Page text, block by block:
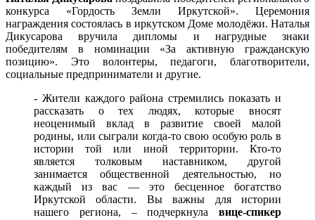
конкурса «Гордость Земли Иркутской». Церемония
награждения состоялась в иркутском Доме молодёжи. Наталья
Дикусарова вручила дипломы и нагрудные знаки
победителям в номинации «За активную гражданскую
позицию». Это волонтеры, педагоги, благотворители,
социальные предприниматели и другие.
- Жители каждого района стремились показать и
рассказать о тех людях, которые вносят
неоценимый вклад в развитие своей малой
родины, или сыграли когда-то свою особую роль в
истории той или иной территории. Кто-то
является толковым наставником, другой
занимается общественной деятельностью, но
каждый из вас — это бесценное богатство
Иркутской области. Вы важны для истории
нашего региона, – подчеркнула вице-спикер